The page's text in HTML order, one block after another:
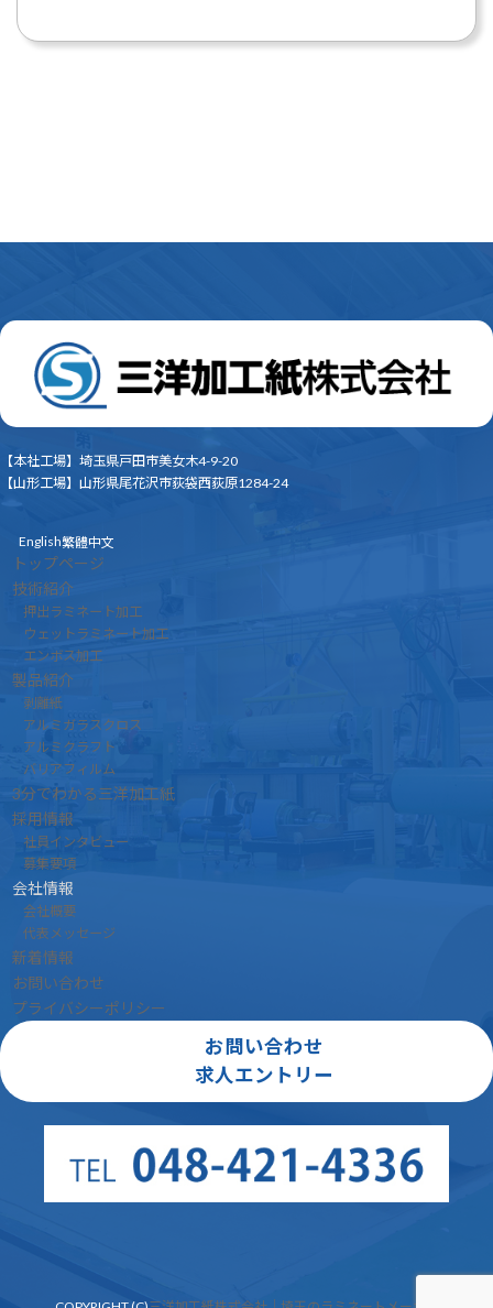
グ
リ
ン
【本社工場】埼玉県戸田市美女木4-9-20
【山形工場】山形県尾花沢市荻袋西荻原1284-24
English繁體中文
トップページ
技術紹介
押出ラミネート加工
ウェットラミネート加工
エンボス加工
製品紹介
剥離紙
アルミガラスクロス
アルミクラフト
バリアフィルム
3分でわかる三洋加工紙
採用情報
社員インタビュー
募集要項
会社情報
会社概要
代表メッセージ
新着情報
お問い合わせ
プライバシーポリシー
お問い合わせ
求人エントリー